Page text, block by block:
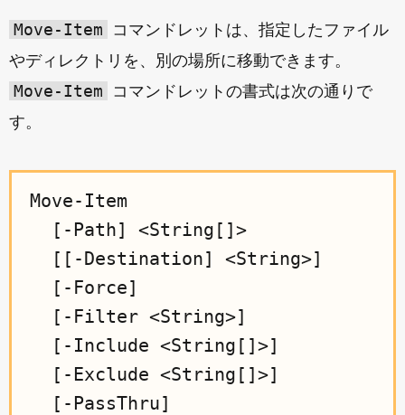
Move-Item
コマンドレットは、指定したファイル
やディレクトリを、別の場所に移動できます。
Move-Item
コマンドレットの書式は次の通りで
す。
Move-Item
  [-Path] <String[]>
  [[-Destination] <String>]
  [-Force]
  [-Filter <String>]
  [-Include <String[]>]
  [-Exclude <String[]>]
  [-PassThru]